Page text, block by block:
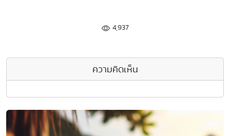
4,937
ความคิดเห็น